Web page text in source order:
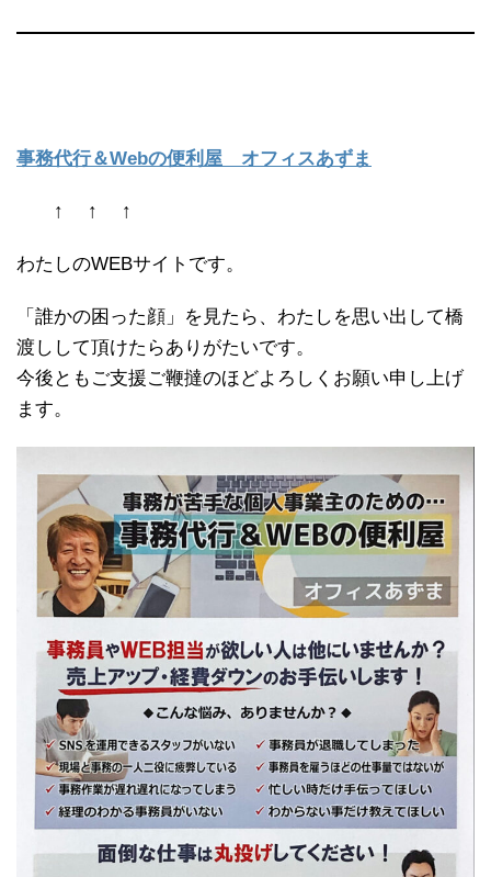
事務代行＆Webの便利屋 オフィスあずま
↑ ↑ ↑
わたしのWEBサイトです。
「誰かの困った顔」を見たら、わたしを思い出して橋
渡しして頂けたらありがたいです。
今後ともご支援ご鞭撻のほどよろしくお願い申し上げ
ます。